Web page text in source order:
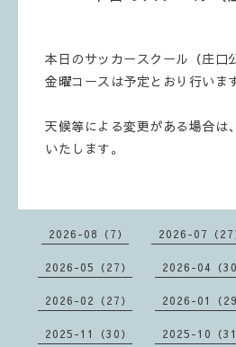
本日のサッカースクール（庄口
金曜コースは予定とおり行いま
天候等による変更がある場合は
いたします。
2026-08（7） 2026-07（27
2026-05（27） 2026-04（30
2026-02（27） 2026-01（29
2025-11（30） 2025-10（31